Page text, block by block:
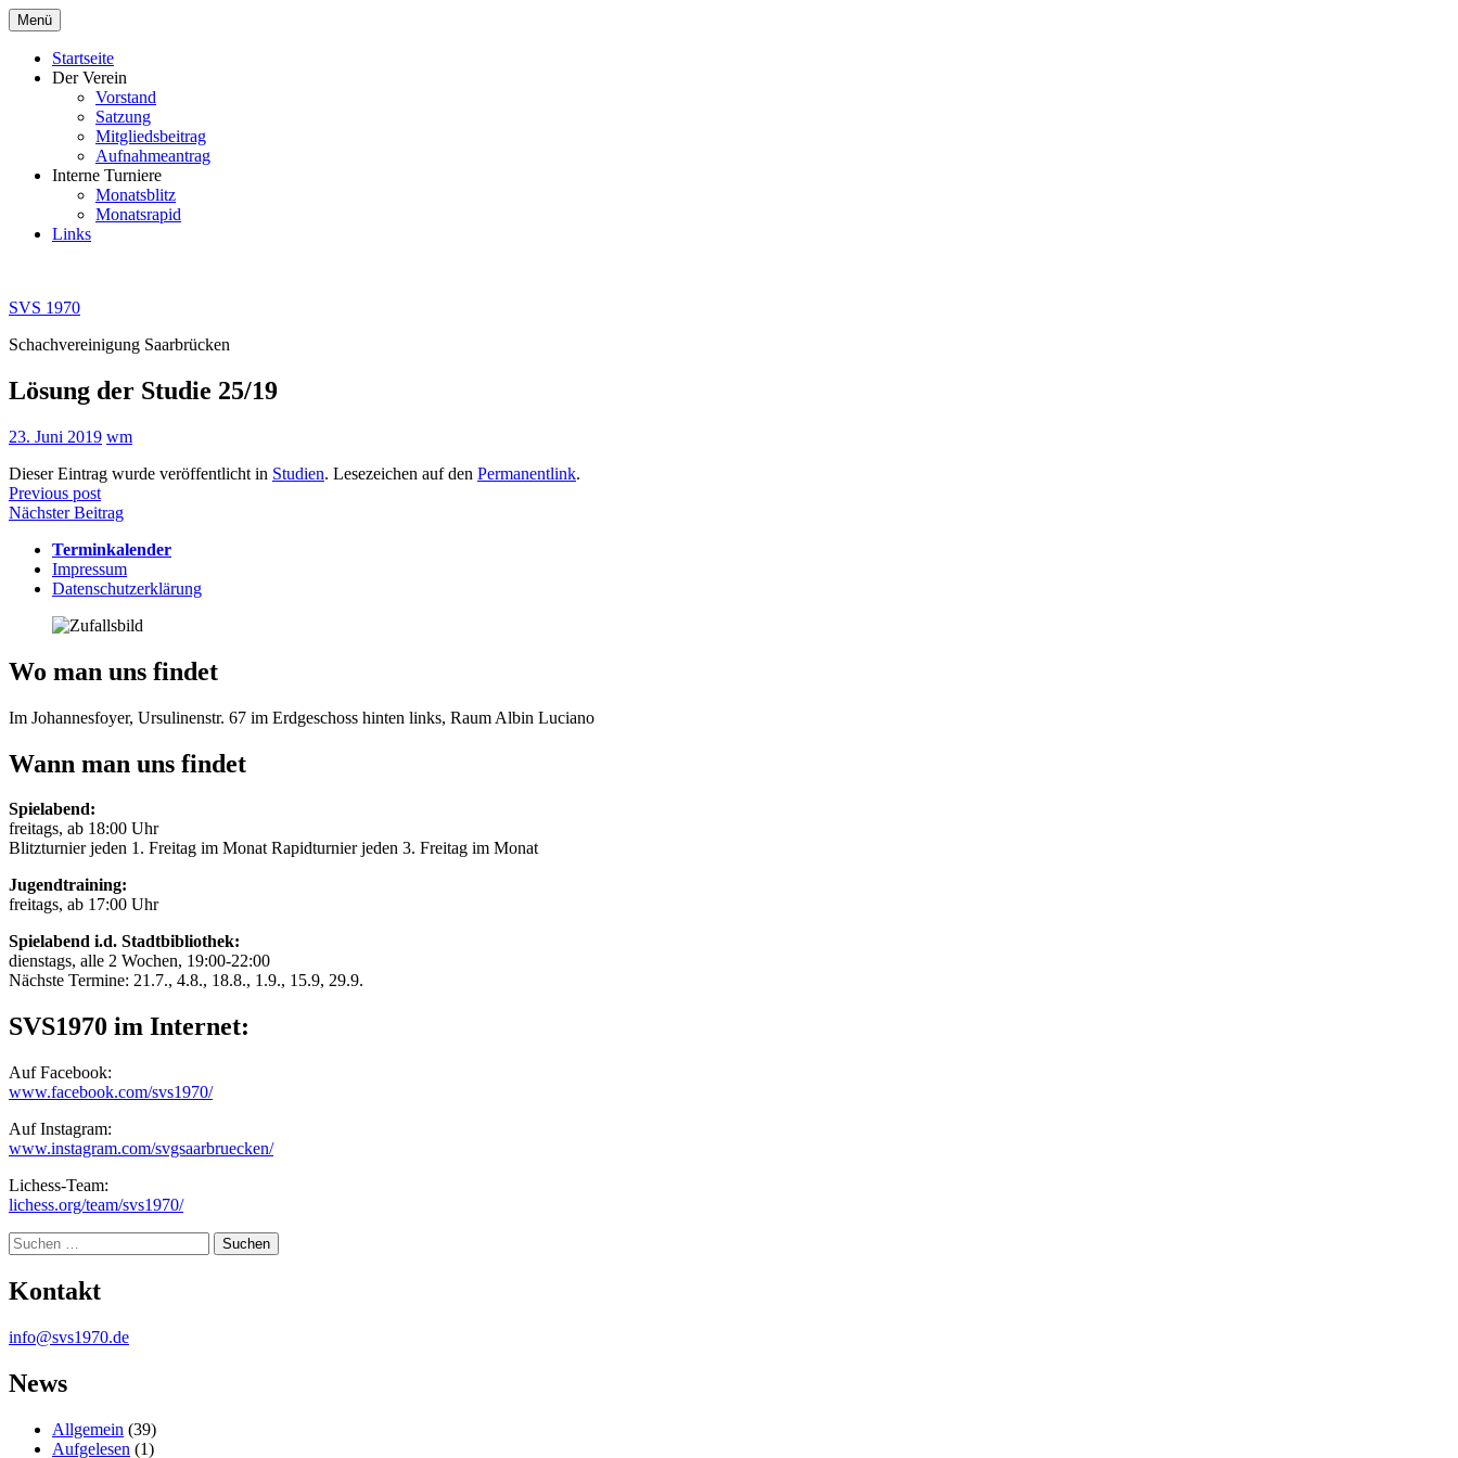
Zum
Inhalt
springen
Menü
Startseite
Der Verein
Vorstand
Satzung
Mitgliedsbeitrag
Aufnahmeantrag
Interne Turniere
Monatsblitz
Monatsrapid
Links
SVS 1970
Schachvereinigung Saarbrücken
Lösung der Studie 25/19
23. Juni 2019 wm
Dieser Eintrag wurde veröffentlicht in Studien. Lesezeichen auf den Permanentlink.
Beitragsnavigation
Previous post
Nächster Beitrag
Terminkalender
Impressum
Datenschutzerklärung
Wo man uns findet
Im Johannesfoyer, Ursulinenstr. 67 im Erdgeschoss hinten links, Raum Albin Luciano
Wann man uns findet
Spielabend:
freitags, ab 18:00 Uhr
Blitzturnier jeden 1. Freitag im Monat Rapidturnier jeden 3. Freitag im Monat
Jugendtraining:
freitags, ab 17:00 Uhr
Spielabend i.d. Stadtbibliothek:
dienstags, alle 2 Wochen, 19:00-22:00
Nächste Termine: 21.7., 4.8., 18.8., 1.9., 15.9, 29.9.
SVS1970 im Internet:
Auf Facebook:
www.facebook.com/svs1970/
Auf Instagram:
www.instagram.com/svgsaarbruecken/
Lichess-Team:
lichess.org/team/svs1970/
Suche
Kontakt
info@svs1970.de
News
Allgemein (39)
Aufgelesen (1)